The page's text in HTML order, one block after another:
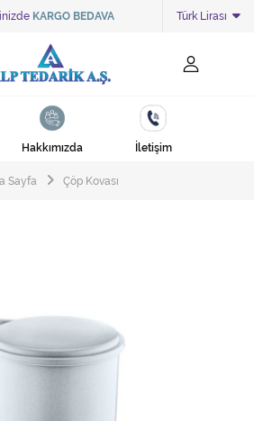
KARGO BEDAVA Türk Lirası
Hakkımızda İletişim
Sayfa Çöp Kovası